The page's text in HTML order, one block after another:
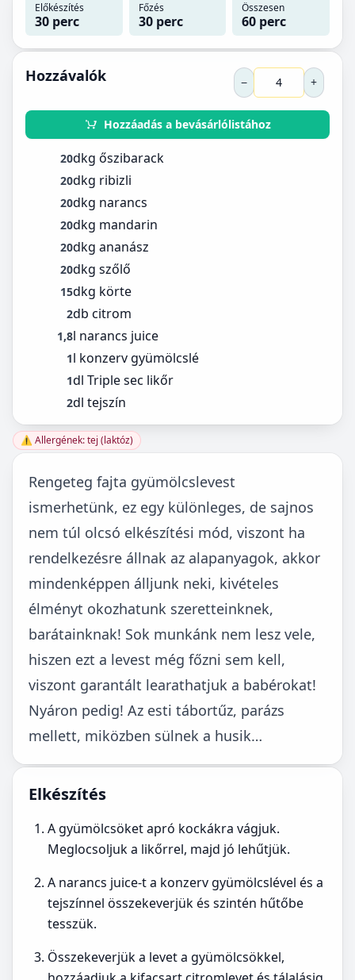
Előkészítés
30 perc
Főzés
30 perc
Összesen
60 perc
Hozzávalók − +
Hozzáadás a bevásárlólistához
20dkg őszibarack
20dkg ribizli
20dkg narancs
20dkg mandarin
20dkg ananász
20dkg szőlő
15dkg körte
2db citrom
1,8l narancs juice
1l konzerv gyümölcslé
1dl Triple sec likőr
2dl tejszín
⚠️ Allergének: tej (laktóz)
Rengeteg fajta gyümölcslevest
ismerhetünk, ez egy különleges, de sajnos
nem túl olcsó elkészítési mód, viszont ha
rendelkezésre állnak az alapanyagok, akkor
mindenképpen álljunk neki, kivételes
élményt okozhatunk szeretteinknek,
barátainknak! Sok munkánk nem lesz vele,
hiszen ezt a levest még főzni sem kell,
viszont garantált learathatjuk a babérokat!
Nyáron pedig! Az esti tábortűz, parázs
mellett, miközben sülnek a husik…
Elkészítés
A gyümölcsöket apró kockákra vágjuk.
Meglocsoljuk a likőrrel, majd jó lehűtjük.
A narancs juice-t a konzerv gyümölcslével és a
tejszínnel összekeverjük és szintén hűtőbe
tesszük.
Összekeverjük a levet a gyümölcsökkel,